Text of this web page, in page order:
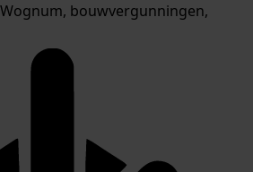
bouwvergunningen,